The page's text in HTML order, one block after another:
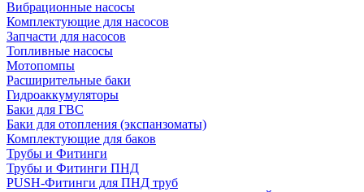
Вибрационные насосы
Комплектующие для насосов
Запчасти для насосов
Топливные насосы
Мотопомпы
Расширительные баки
Гидроаккумуляторы
Баки для ГВС
Баки для отопления (экспанзоматы)
Комплектующие для баков
Трубы и Фитинги
Трубы и Фитинги ПНД
PUSH-Фитинги для ПНД труб